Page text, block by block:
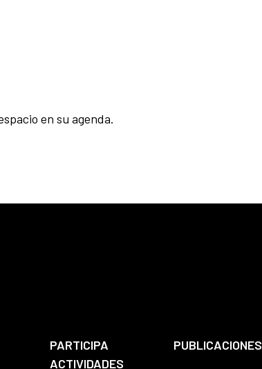
en su agenda.
PARTICIPA
PUBLICACIONES
ACTIVIDADES